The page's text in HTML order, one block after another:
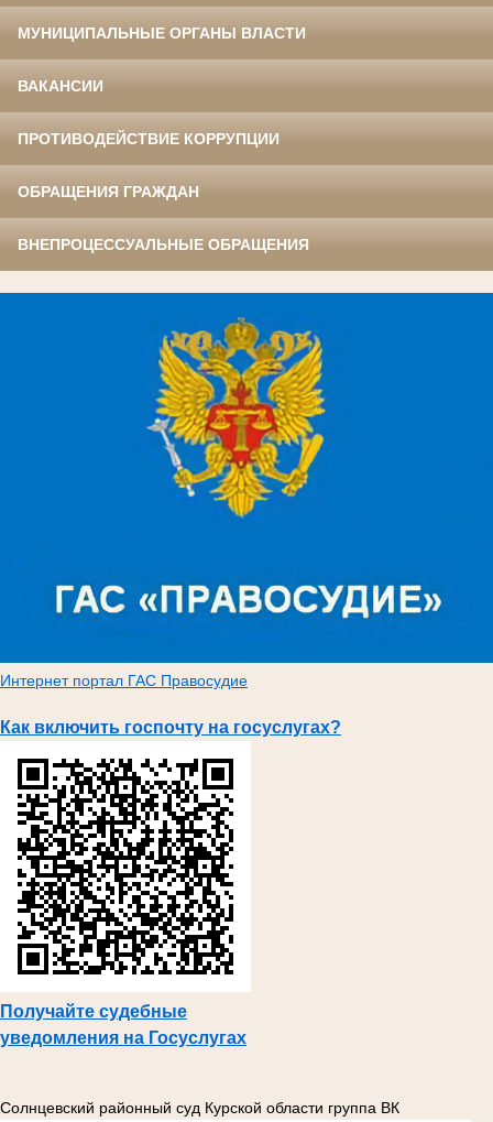
МУНИЦИПАЛЬНЫЕ ОРГАНЫ ВЛАСТИ
ВАКАНСИИ
ПРОТИВОДЕЙСТВИЕ КОРРУПЦИИ
ОБРАЩЕНИЯ ГРАЖДАН
ВНЕПРОЦЕССУАЛЬНЫЕ ОБРАЩЕНИЯ
Интернет портал ГАС Правосудие
Как включить госпочту на госуслугах?
Получайте судебные
уведомления на Госуслугах
Солнцевский районный суд Курской области группа ВК